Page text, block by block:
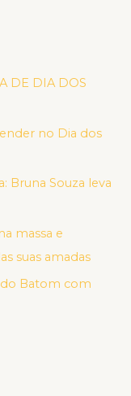
DE DIA DOS
no Dia dos
Bruna Souza leva
massa e
suas amadas
Batom com